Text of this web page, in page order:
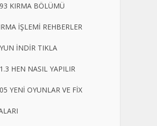
KIRMA BÖLÜMÜ
İŞLEMİ REHBERLER
İNDİR TIKLA
HEN NASIL YAPILIR
YENİ OYUNLAR VE FİX